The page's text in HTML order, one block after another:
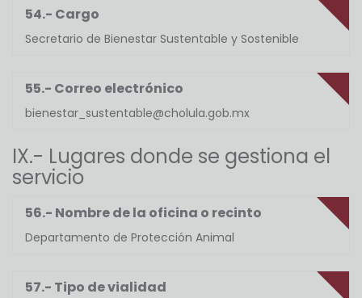
54.- Cargo
Secretario de Bienestar Sustentable y Sostenible
55.- Correo electrónico
bienestar_sustentable@cholula.gob.mx
IX.- Lugares donde se gestiona el
servicio
56.- Nombre de la oficina o recinto
Departamento de Protección Animal
57.- Tipo de vialidad